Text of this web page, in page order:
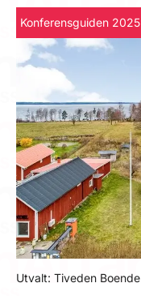
Konferensguiden 2025
Utvalt: Tiveden Boende